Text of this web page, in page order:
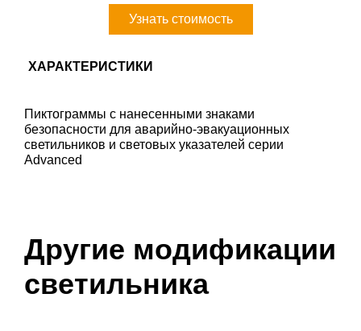
Узнать стоимость
ХАРАКТЕРИСТИКИ
Пиктограммы с нанесенными знаками
безопасности для аварийно-эвакуационных
светильников и световых указателей серии
Advanced
Другие модификации
светильника